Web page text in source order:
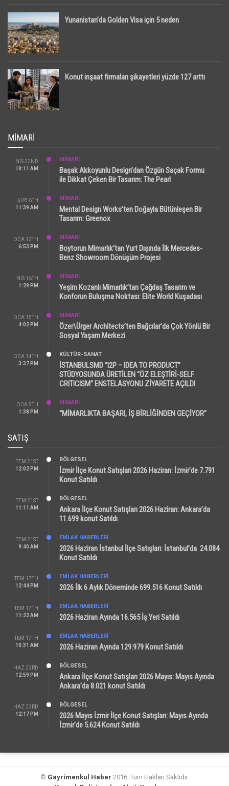
Yunanistan’da Golden Visa için 5 neden
Konut inşaat firmaları şikayetleri yüzde 127 arttı
MIMARI
NIS 22ND
10:11 AM
MİMARİ
Başak Akkoyunlu Design’dan Özgün Saçak Formu
ile Dikkat Çeken Bir Tasarım: The Pearl
ŞUB 6TH
11:39 AM
MİMARİ
Mental Design Works’ten Doğayla Bütünleşen Bir
Tasarım: Greenox
OCA 12TH
6:53 PM
MİMARİ
Boytorun Mimarlık’tan Yurt Dışında İlk Mercedes-
Benz Showroom Dönüşüm Projesi
NIS 16TH
1:29 PM
MİMARİ
Yeşim Kozanlı Mimarlık’tan Çağdaş Tasarım ve
Konforun Buluşma Noktası: Elite World Kuşadası
OCA 15TH
4:02 PM
MİMARİ
Özer\Ürger Architects’ten Bağcılar’da Çok Yönlü Bir
Sosyal Yaşam Merkezi
OCA 14TH
3:37 PM
KÜLTÜR-SANAT
İSTANBULSMD “I2P – IDEA TO PRODUCT”
STÜDYOSUNDA ÜRETİLEN “ÖZ ELEŞTİRİ-SELF
CRITICISM” ENSTELASYONU ZİYARETE AÇILDI
OCA 9TH
1:38 PM
MİMARİ
“MİMARLIKTA BAŞARI, İŞ BİRLİĞİNDEN GEÇİYOR”
SATIŞ
TEM 21ST
12:02 PM
BÖLGESEL
İzmir İlçe Konut Satışları 2026 Haziran: İzmir’de 7.791
Konut Satıldı
TEM 21ST
11:11 AM
BÖLGESEL
Ankara İlçe Konut Satışları 2026 Haziran: Ankara’da
11.699 konut Satıldı
TEM 21ST
9:40 AM
EMLAK HABERLERI
2026 Haziran İstanbul İlçe Satışları: İstanbul’da 24.084
Konut Satıldı
TEM 17TH
12:44 PM
EMLAK HABERLERI
2026 İlk 6 Aylık Döneminde 699.516 Konut Satıldı
TEM 17TH
11:22 AM
EMLAK HABERLERI
2026 Haziran Ayında 16.565 İş Yeri Satıldı
TEM 17TH
10:31 AM
EMLAK HABERLERI
2026 Haziran Ayında 129.979 Konut Satıldı
HAZ 23RD
12:59 PM
BÖLGESEL
Ankara İlçe Konut Satışları 2026 Mayıs: Mayıs Ayında
Ankara’da 8.021 konut Satıldı
HAZ 23RD
12:17 PM
BÖLGESEL
2026 Mayıs İzmir İlçe Konut Satışları: Mayıs Ayında
İzmir’de 5.624 Konut Satıldı
© Gayrimenkul Haber 2016. Tüm Hakları Saklıdır.